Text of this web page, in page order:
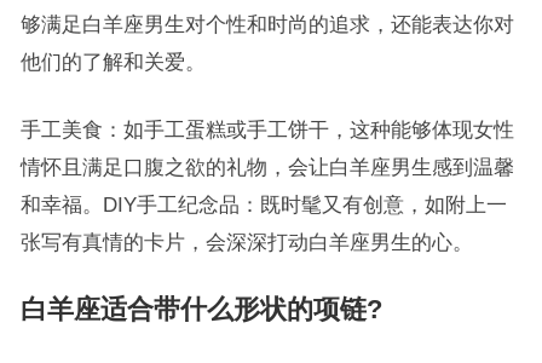
够满足白羊座男生对个性和时尚的追求，还能表达你对
他们的了解和关爱。
手工美食：如手工蛋糕或手工饼干，这种能够体现女性
情怀且满足口腹之欲的礼物，会让白羊座男生感到温馨
和幸福。DIY手工纪念品：既时髦又有创意，如附上一
张写有真情的卡片，会深深打动白羊座男生的心。
白羊座适合带什么形状的项链?